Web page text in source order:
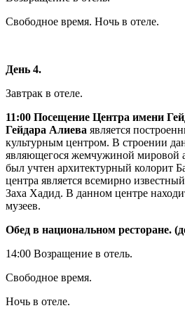
Свободное время. Ночь в отеле.
День 4.
Завтрак в отеле.
11:00 Посещение Центра имени
Гейдара Алиева является
культурным центром. В строении
являющегося жемчужиной мировой
был учтен архитектурный колорит
центра является всемирно
Заха Хадид. В данном центре
музеев.
Обед в национальном ресторане.
14:00 Возращение в отель.
Свободное время.
Ночь в отеле.